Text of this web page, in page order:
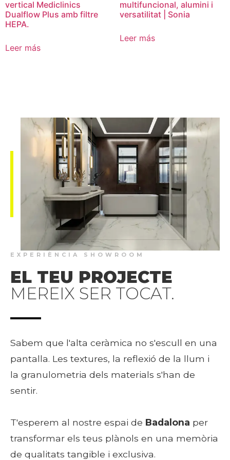
vertical Mediclinics
Dualflow Plus amb filtre
HEPA.
Leer más
multifuncional, alumini i
versatilitat | Sonia
Leer más
EXPERIÈNCIA SHOWROOM
EL TEU PROJECTE
MEREIX SER TOCAT.
Sabem que l'alta ceràmica no s'escull en una
pantalla. Les textures, la reflexió de la llum i
la granulometria dels materials s'han de
sentir.
T'esperem al nostre espai de Badalona per
transformar els teus plànols en una memòria
de qualitats tangible i exclusiva.